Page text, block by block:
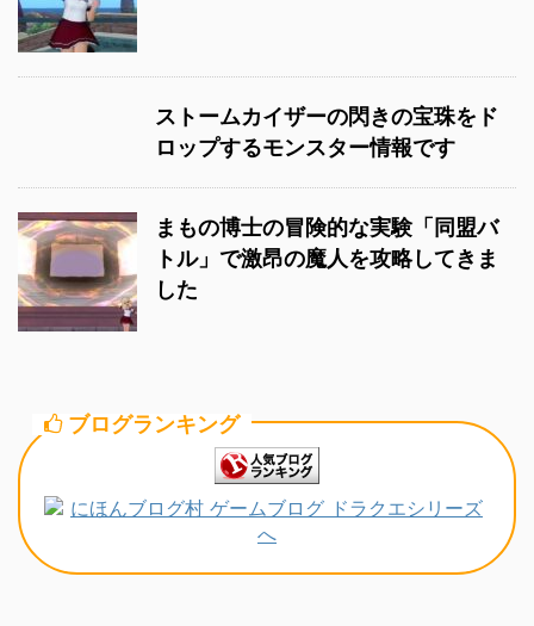
ストームカイザーの閃きの宝珠をド
ロップするモンスター情報です
まもの博士の冒険的な実験「同盟バ
トル」で激昂の魔人を攻略してきま
した
ブログランキング